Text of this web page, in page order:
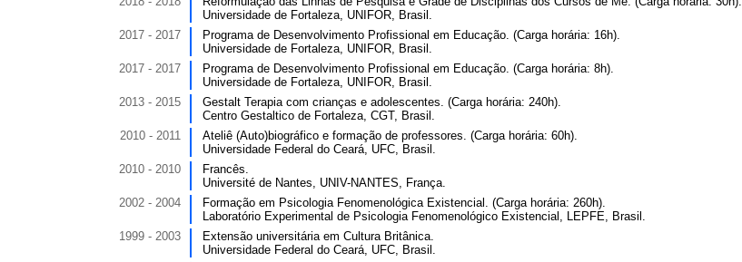
Universidade de Fortaleza, UNIFOR, Brasil.
2017 - 2017
Programa de Desenvolvimento Profissional em Educação. (Carga horária: 16h).
Universidade de Fortaleza, UNIFOR, Brasil.
2017 - 2017
Programa de Desenvolvimento Profissional em Educação. (Carga horária: 8h).
Universidade de Fortaleza, UNIFOR, Brasil.
2013 - 2015
Gestalt Terapia com crianças e adolescentes. (Carga horária: 240h).
Centro Gestaltico de Fortaleza, CGT, Brasil.
2010 - 2011
Ateliê (Auto)biográfico e formação de professores. (Carga horária: 60h).
Universidade Federal do Ceará, UFC, Brasil.
2010 - 2010
Francês.
Université de Nantes, UNIV-NANTES, França.
2002 - 2004
Formação em Psicologia Fenomenológica Existencial. (Carga horária: 260h).
Laboratório Experimental de Psicologia Fenomenológico Existencial, LEPFE, Brasil.
1999 - 2003
Extensão universitária em Cultura Britânica.
Universidade Federal do Ceará, UFC, Brasil.